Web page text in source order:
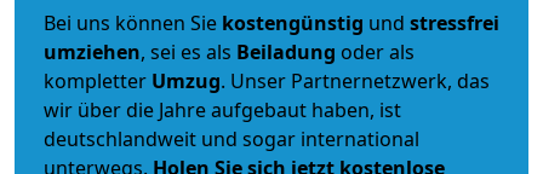
Bei uns können Sie kostengünstig und stressfrei
umziehen, sei es als Beiladung oder als
kompletter Umzug. Unser Partnernetzwerk, das
wir über die Jahre aufgebaut haben, ist
deutschlandweit und sogar international
unterwegs. Holen Sie sich jetzt kostenlose